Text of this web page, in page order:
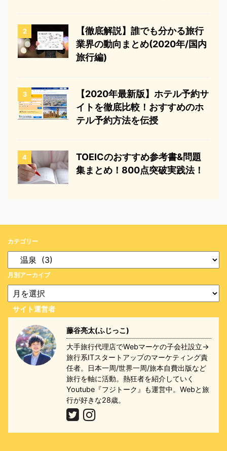
2
【徹底解説】誰でも分かる旅行
業界の動向まとめ(2020年/国内
旅行編)
3
【2020年最新版】ホテル予約サ
イトを徹底比較！おすすめのホ
テル予約方法を伝授
4
TOEICのおすすめ参考書&問題
集まとめ！800点突破実践法！
カテゴリー
月別アーカイブ
サイト運営者
藤谷亮太(ふじっこ)
大手旅行代理店でWebマーケの子会社設立→
旅行系ITスタートアップのマーケティング責
任者。日本一周/世界一周/旅本自費出版など
旅行を軸に活動。熱狂者を紹介していく
Youtube『フジトーク』も運営中。Webと旅
行が好きな28歳。